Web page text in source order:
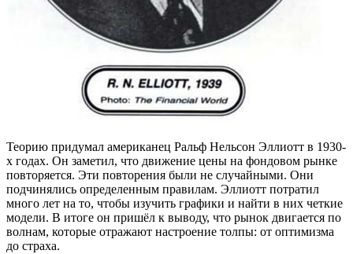
Теорию придумал американец Ральф Нельсон Эллиотт в 1930-
х годах. Он заметил, что движение цены на фондовом рынке
повторяется. Эти повторения были не случайными. Они
подчинялись определенным правилам. Эллиотт потратил
много лет на то, чтобы изучить графики и найти в них четкие
модели. В итоге он пришёл к выводу, что рынок двигается по
волнам, которые отражают настроение толпы: от оптимизма
до страха.